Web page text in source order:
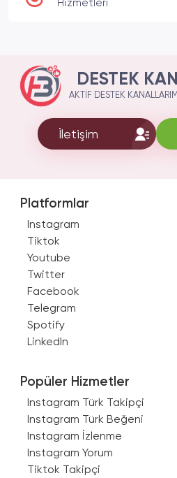
Hizmetleri
DESTEK
AKTIF DESTEK
İletişim
Platformlar
Instagram
Tiktok
Youtube
Twitter
Facebook
Telegram
Spotify
LinkedIn
Popüler Hizmetler
Instagram Türk Takipçi
Instagram Türk Beğeni
Instagram İzlenme
Instagram Yorum
Tiktok Takipçi